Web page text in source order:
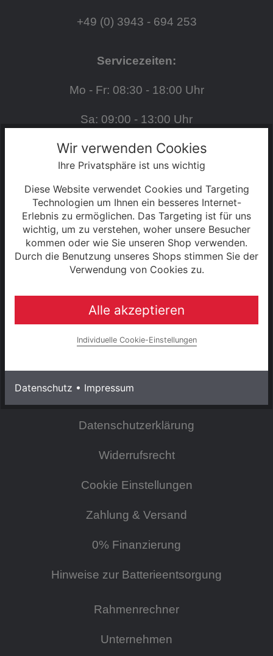
+49 (0) 3943 - 694 253
Servicezeiten:
Mo - Fr: 08:30 - 18:00 Uhr
Sa: 09:00 - 13:00 Uhr
S2 - 2025
SERVICE
Kontakt
Warenkorb
INFORMATIONEN
AGB & Kundeninformationen
Datenschutzerklärung
Widerrufsrecht
Cookie Einstellungen
Zahlung & Versand
0% Finanzierung
Hinweise zur Batterieentsorgung
Rahmenrechner
Unternehmen
Wir verwenden Cookies
Ihre Privatsphäre ist uns wichtig
Diese Website verwendet Cookies und Targeting
Technologien um Ihnen ein besseres Internet-
Erlebnis zu ermöglichen. Das Targeting ist für uns
wichtig, um zu verstehen, woher unsere Besucher
kommen oder wie Sie unseren Shop verwenden.
Durch die Benutzung unseres Shops stimmen Sie der
Verwendung von Cookies zu.
Alle akzeptieren
Individuelle Cookie-Einstellungen
Datenschutz • Impressum